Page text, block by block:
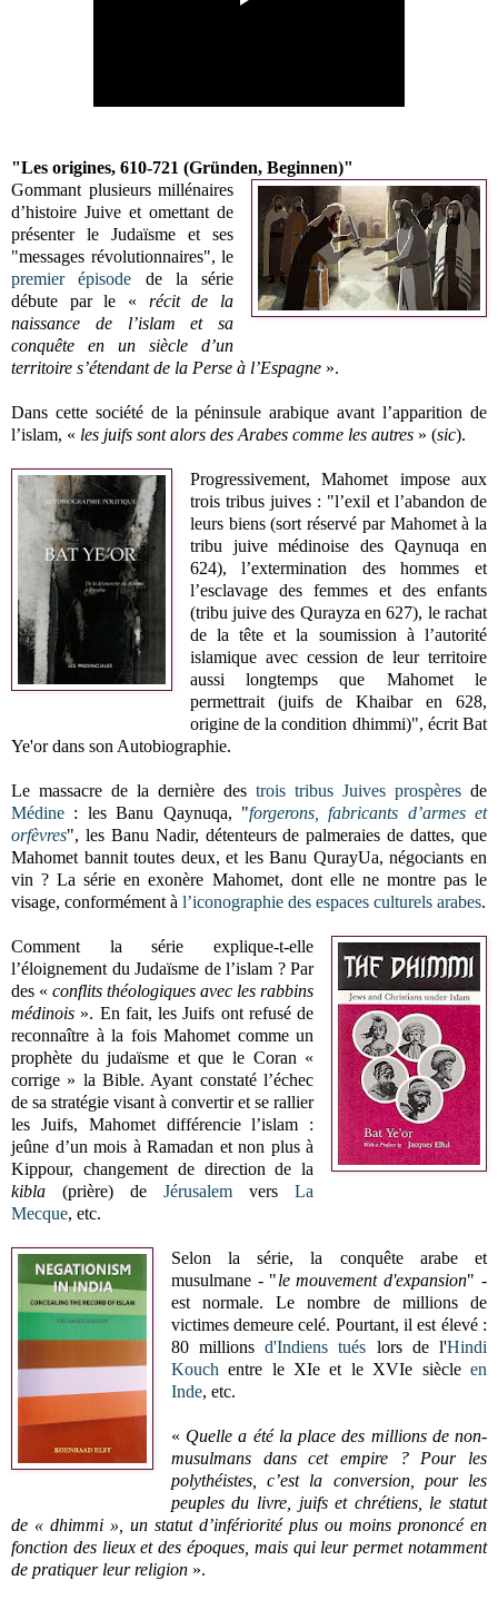
"Les origines, 610-721 (Gründen, Beginnen)"
Gommant plusieurs millénaires
d’histoire Juive et omettant de
présenter le Judaïsme et ses
"messages révolutionnaires", le
premier épisode de la série
débute par le « récit de la
naissance de l’islam et sa
conquête en un siècle d’un
territoire s’étendant de la Perse à l’Espagne ».
Dans cette société de la péninsule arabique avant l’apparition de
l’islam, « les juifs sont alors des Arabes comme les autres » (sic).
Progressivement, Mahomet impose aux
trois tribus juives : "l’exil et l’abandon de
leurs biens (sort réservé par Mahomet à la
tribu juive médinoise des Qaynuqa en
624), l’extermination des hommes et
l’esclavage des femmes et des enfants
(tribu juive des Qurayza en 627), le rachat
de la tête et la soumission à l’autorité
islamique avec cession de leur territoire
aussi longtemps que Mahomet le
permettrait (juifs de Khaibar en 628,
origine de la condition dhimmi)", écrit Bat
Ye'or dans son Autobiographie.
Le massacre de la dernière des trois tribus Juives prospères de
Médine : les Banu Qaynuqa, "forgerons, fabricants d’armes et
orfèvres", les Banu Nadir, détenteurs de palmeraies de dattes, que
Mahomet bannit toutes deux, et les Banu QurayUa, négociants en
vin ? La série en exonère Mahomet, dont elle ne montre pas le
visage, conformément à l’iconographie des espaces culturels arabes.
Comment la série explique-t-elle
l’éloignement du Judaïsme de l’islam ? Par
des «conflits théologiques avec les rabbins
médinois ». En fait, les Juifs ont refusé de
reconnaître à la fois Mahomet comme un
prophète du judaïsme et que le Coran «
corrige » la Bible. Ayant constaté l’échec
de sa stratégie visant à convertir et se rallier
les Juifs, Mahomet différencie l’islam :
jeûne d’un mois à Ramadan et non plus à
Kippour, changement de direction de la
kibla (prière) deJérusalem versLa
Mecque, etc.
Selon la série, la conquête arabe et
musulmane - "le mouvement d'expansion" -
est normale. Le nombre de millions de
victimes demeure celé. Pourtant, il est élevé :
80 millionsd'Indiens tués lors de l'Hindi
Kouch entre le XIe et le XVIe siècle en
Inde, etc.
« Quelle a été la place des millions de non-
musulmans dans cet empire ? Pour les
polythéistes, c’est la conversion, pour les
peuples du livre, juifs et chrétiens, le statut
de « dhimmi », un statut d’infériorité plus ou moins prononcé en
fonction des lieux et des époques, mais qui leur permet notamment
de pratiquer leur religion ».